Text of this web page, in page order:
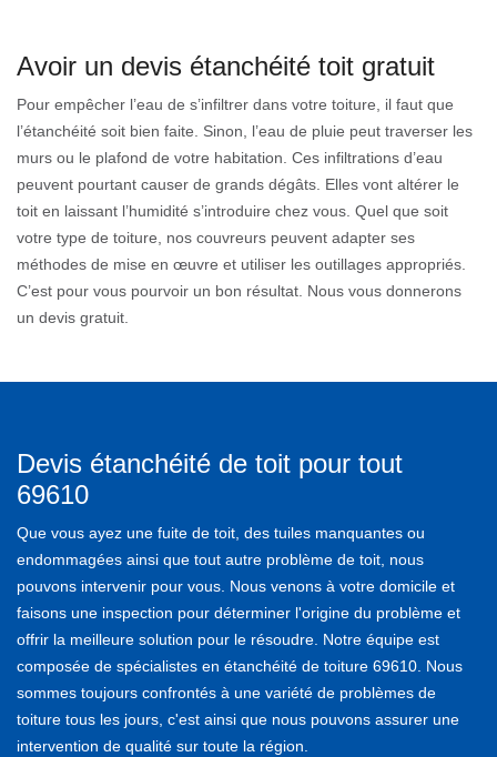
Avoir un devis étanchéité toit gratuit
Pour empêcher l’eau de s’infiltrer dans votre toiture, il faut que
l’étanchéité soit bien faite. Sinon, l’eau de pluie peut traverser les
murs ou le plafond de votre habitation. Ces infiltrations d’eau
peuvent pourtant causer de grands dégâts. Elles vont altérer le
toit en laissant l’humidité s’introduire chez vous. Quel que soit
votre type de toiture, nos couvreurs peuvent adapter ses
méthodes de mise en œuvre et utiliser les outillages appropriés.
C’est pour vous pourvoir un bon résultat. Nous vous donnerons
un devis gratuit.
Devis étanchéité de toit pour tout
69610
Que vous ayez une fuite de toit, des tuiles manquantes ou
endommagées ainsi que tout autre problème de toit, nous
pouvons intervenir pour vous. Nous venons à votre domicile et
faisons une inspection pour déterminer l'origine du problème et
offrir la meilleure solution pour le résoudre. Notre équipe est
composée de spécialistes en étanchéité de toiture 69610. Nous
sommes toujours confrontés à une variété de problèmes de
toiture tous les jours, c'est ainsi que nous pouvons assurer une
intervention de qualité sur toute la région.